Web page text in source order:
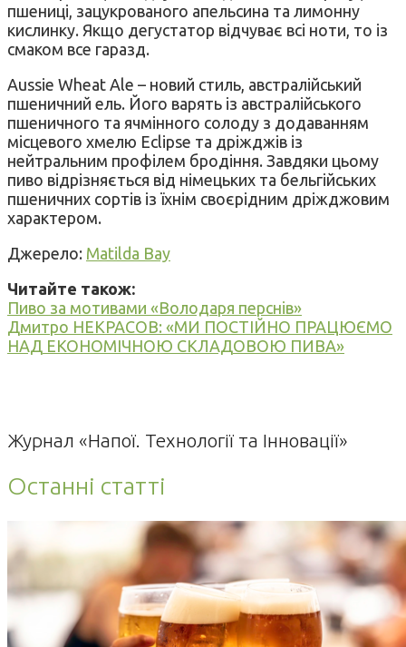
пшениці, зацукрованого апельсина та лимонну
кислинку. Якщо дегустатор відчуває всі ноти, то із
смаком все гаразд.
Aussie Wheat Ale – новий стиль, австралійський
пшеничний ель. Його варять із австралійського
пшеничного та ячмінного солоду з додаванням
місцевого хмелю Eclipse та дріжджів із
нейтральним профілем бродіння. Завдяки цьому
пиво відрізняється від німецьких та бельгійських
пшеничних сортів із їхнім своєрідним дріжджовим
характером.
Джерело: Matilda Bay
Читайте також:
Пиво за мотивами «Володаря перснів»
Дмитро НЕКРАСОВ: «МИ ПОСТІЙНО ПРАЦЮЄМО
НАД ЕКОНОМІЧНОЮ СКЛАДОВОЮ ПИВА»
Журнал «Напої. Технології та Інновації»
Останні статті